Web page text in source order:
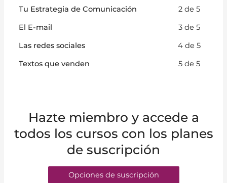
2 de 5
Tu Estrategia de Comunicación
3 de 5
El E-mail
4 de 5
Las redes sociales
5 de 5
Textos que venden
Hazte miembro y accede a
todos los cursos con los planes
de suscripción
Opciones de suscripción